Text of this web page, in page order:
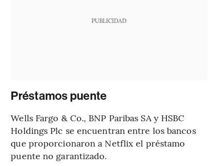
PUBLICIDAD
Préstamos puente
Wells Fargo & Co., BNP Paribas SA y HSBC
Holdings Plc se encuentran entre los bancos
que proporcionaron a Netflix el préstamo
puente no garantizado.